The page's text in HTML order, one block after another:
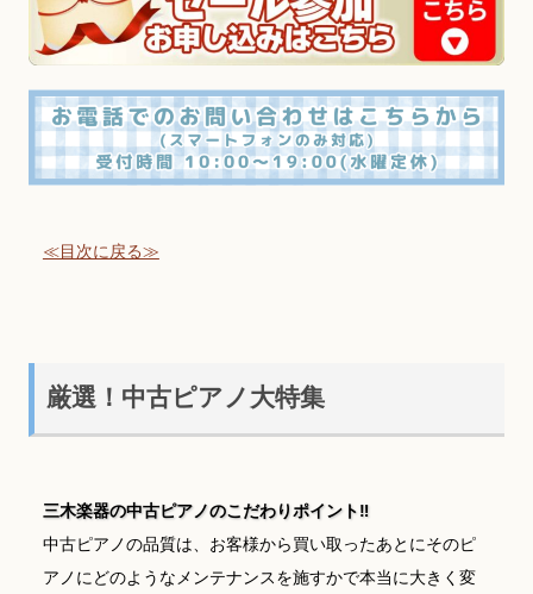
≪目次に戻る≫
厳選！中古ピアノ大特集
三木楽器の中古ピアノのこだわりポイント‼
中古ピアノの品質は、お客様から買い取ったあとにそのピ
アノにどのようなメンテナンスを施すかで本当に大きく変